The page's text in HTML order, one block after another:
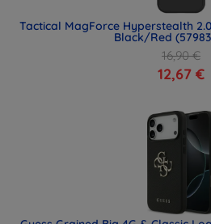
Tactical MagForce Hyperstealth
Black/Red
16,90 €
12,67 €